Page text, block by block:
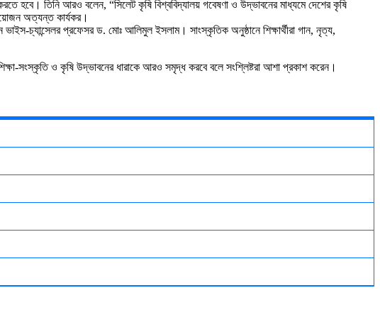
হবে। তিনি আরও বলেন, “সিলেট কৃষি বিশ্ববিদ্যালয় গবেষণা ও উদ্ভাবনের মাধ্যমে দেশের কৃষি
অত্যন্ত কার্যকর।
চ্যান্সেলর প্রফেসর ড. মোঃ আলিমুল ইসলাম। সাংস্কৃতিক অনুষ্ঠানে শিক্ষার্থীরা গান, নৃত্য,
শিক্ষা-সংস্কৃতি ও কৃষি উদ্ভাবনের ধারাকে আরও সমৃদ্ধ করবে বলে সংশ্লিষ্টরা আশা প্রকাশ করেন।